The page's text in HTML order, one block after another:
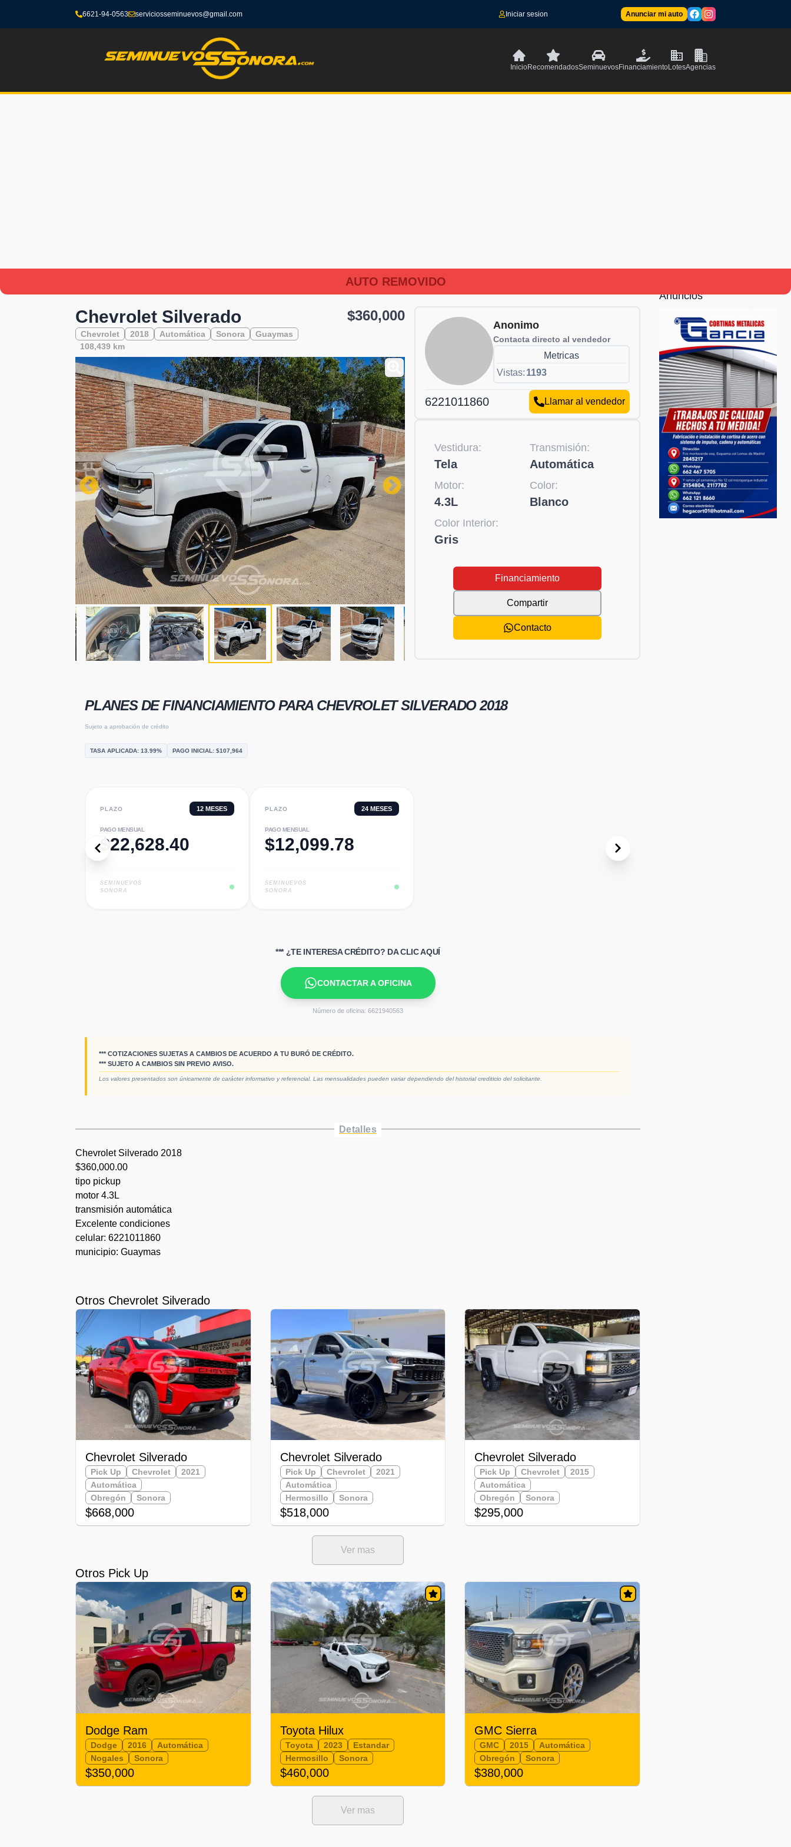
6621-94-0563 serviciosseminuevos@gmail.com Iniciar sesion Anunciar mi auto
InicioRecomendadosSeminuevosFinanciamientoLotesAgencias
AUTO REMOVIDO
Chevrolet Silverado
Chevrolet 2018 Automática Sonora
Guaymas
108,439 km
$360,000
Anonimo
Contacta directo al vendedor
Metricas
Vistas: 1193
6221011860 Llamar al vendedor
Vestidura:
Tela
Transmisión:
Automática
Motor:
4.3L
Color:
Blanco
Color Interior:
Gris
Financiamiento
Compartir
Contacto
PLANES DE FINANCIAMIENTO PARA CHEVROLET SILVERADO 2018
Sujeto a aprobación de crédito
TASA APLICADA: 13.99% PAGO INICIAL: $107,964
PLAZO 12 MESES
PAGO MENSUAL
$22,628.40
SEMINUEVOS
SONORA
PLAZO 24 MESES
PAGO MENSUAL
$12,099.78
SEMINUEVOS
SONORA
*** ¿TE INTERESA CRÉDITO? DA CLIC AQUÍ
CONTACTAR A OFICINA
Número de oficina: 6621940563
*** COTIZACIONES SUJETAS A CAMBIOS DE ACUERDO A TU BURÓ DE CRÉDITO.
*** SUJETO A CAMBIOS SIN PREVIO AVISO.
Los valores presentados son únicamente de carácter informativo y referencial. Las mensualidades pueden variar dependiendo del historial crediticio del solicitante.
Detalles
Chevrolet Silverado 2018
$360,000.00
tipo pickup
motor 4.3L
transmisión automática
Excelente condiciones
celular: 6221011860
municipio: Guaymas
Otros Chevrolet Silverado
Chevrolet Silverado
Pick Up Chevrolet
2021
Automática
Obregón
Sonora
$668,000
Chevrolet Silverado
Pick Up Chevrolet
2021
Automática
Hermosillo
Sonora
$518,000
Chevrolet Silverado
Pick Up Chevrolet
2015
Automática
Obregón
Sonora
$295,000
Ver mas
Otros Pick Up
Dodge Ram
Dodge 2016
Automática
Nogales
Sonora
$350,000
Toyota Hilux
Toyota 2023
Estandar
Hermosillo
Sonora
$460,000
GMC Sierra
GMC 2015
Automática
Obregón
Sonora
$380,000
Ver mas
Anuncios